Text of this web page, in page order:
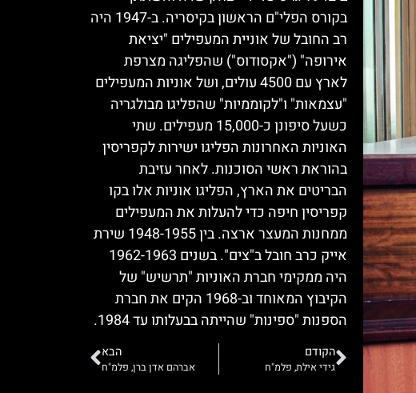
בקורס הפלי"ם הראשון בקיסריה. ב-1947 היה
רב החובל של אוניית המעפילים "יציאת
אירופה" ("אקסודוס") שהפליגה מצרפת
לארץ עם 4500 עולים, ושל אוניות המעפילים
"עצמאות" ו"לקוממיות" שהפליגו מבולגריה
כשעל סיפונן כ-15,000 מעפילים. שתי
האוניות האחרונות הפליגו ישירות לקפריסין
בהוראת ראשי הסוכנות. לאחר עזיבת
הבריטים את הארץ, הפליגו אוניות אלו בקו
קפריסין חיפה כדי להעלות את המעפילים
ממחנות המעצר ארצה. בין 1948-1955 שירת
אייק כרב חובל ב"צים". בשנים 1962-1963
היה ממקימי חברת האוניות "תרשיש" של
הקיבוץ המאוחד וב-1968 הקים את חברת
הספנות "ספינות" שהייתה בבעלותו עד 1984.
הקודם
גידי אילת, פלמ"ח
הבא
אברהם אדן ברן, פלמ"ח